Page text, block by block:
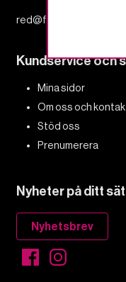
red@fempers.se
Kundservice och
Mina sidor
Om oss och
Stöd oss
Prenumerera
Nyheter på ditt
Nyhetsbrev